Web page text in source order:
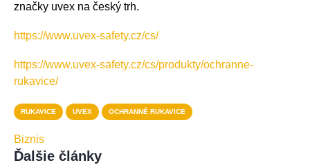
značky uvex na český trh.
https://www.uvex-safety.cz/cs/
https://www.uvex-safety.cz/cs/produkty/ochranne-
rukavice/
RUKAVICE UVEX OCHRANNÉ RUKAVICE
Biznis
Ďalšie články